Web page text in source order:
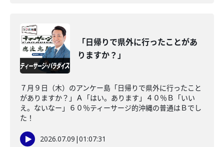
「日帰りで県外に行ったことがあ
りますか？」
７月９日（木）のアンケー島「日帰りで県外に行ったこと
がありますか？」Ａ「はい。あります」４０％Ｂ「いい
え。ないなー」６０％ティーサージ的沖縄の普通はＢでし
た！
2026.07.09 |01:07:31